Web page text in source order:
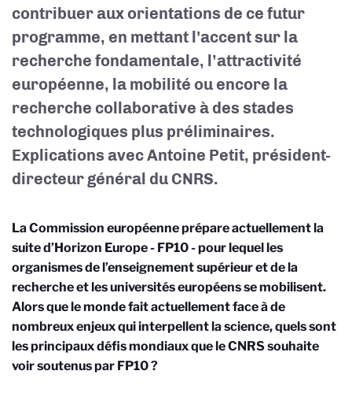
contribuer aux orientations de ce futur
programme, en mettant l'accent sur la
recherche fondamentale, l’attractivité
européenne, la mobilité ou encore la
recherche collaborative à des stades
technologiques plus préliminaires.
Explications avec Antoine Petit, président-
directeur général du CNRS.
La Commission européenne prépare actuellement la
suite d’Horizon Europe - FP10 - pour lequel les
organismes de l’enseignement supérieur et de la
recherche et les universités européens se mobilisent.
Alors que le monde fait actuellement face à de
nombreux enjeux qui interpellent la science, quels sont
les principaux défis mondiaux que le CNRS souhaite
voir soutenus par FP10 ?